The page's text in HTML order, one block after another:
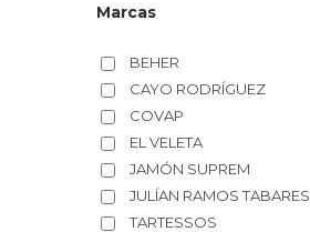
Marcas
BEHER
CAYO RODRÍGUEZ
COVAP
EL VELETA
JAMÓN SUPREM
JULÍAN RAMOS TABARES
TARTESSOS